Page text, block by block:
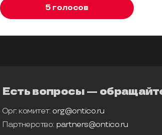
5 голосов
Есть вопросы —
Орг. комитет: org@ontico.ru
Партнерство: partners@ontico.ru